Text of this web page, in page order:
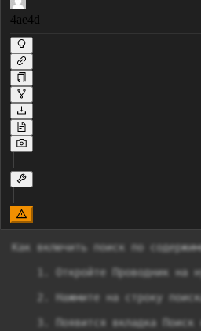
4ae4d
Как включить поиск по
1. Откройте Проводник на
2. Нажмите на строку
3. Появится вкладка Поиск